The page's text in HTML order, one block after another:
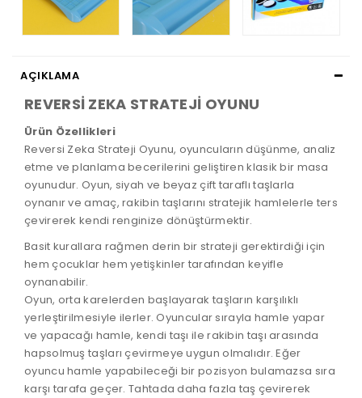
AÇIKLAMA
REVERSİ ZEKA STRATEJİ OYUNU
Ürün Özellikleri
Reversi Zeka Strateji Oyunu, oyuncuların düşünme, analiz
etme ve planlama becerilerini geliştiren klasik bir masa
oyunudur. Oyun, siyah ve beyaz çift taraflı taşlarla
oynanır ve amaç, rakibin taşlarını stratejik hamlelerle ters
çevirerek kendi renginize dönüştürmektir.
Basit kurallara rağmen derin bir strateji gerektirdiği için
hem çocuklar hem yetişkinler tarafından keyifle
oynanabilir.
Oyun, orta karelerden başlayarak taşların karşılıklı
yerleştirilmesiyle ilerler. Oyuncular sırayla hamle yapar
ve yapacağı hamle, kendi taşı ile rakibin taşı arasında
hapsolmuş taşları çevirmeye uygun olmalıdır. Eğer
oyuncu hamle yapabileceği bir pozisyon bulamazsa sıra
karşı tarafa geçer. Tahtada daha fazla taş çevirerek